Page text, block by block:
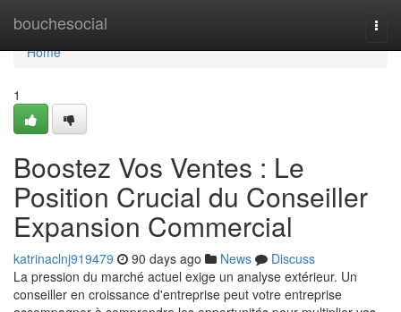
bouchesocial
Home
Home
1
Boostez Vos Ventes : Le
Position Crucial du Conseiller
Expansion Commercial
katrinaclnj919479 90 days ago News
Discuss
La pression du marché actuel exige un analyse extérieur. Un
conseiller en croissance d'entreprise peut votre entreprise